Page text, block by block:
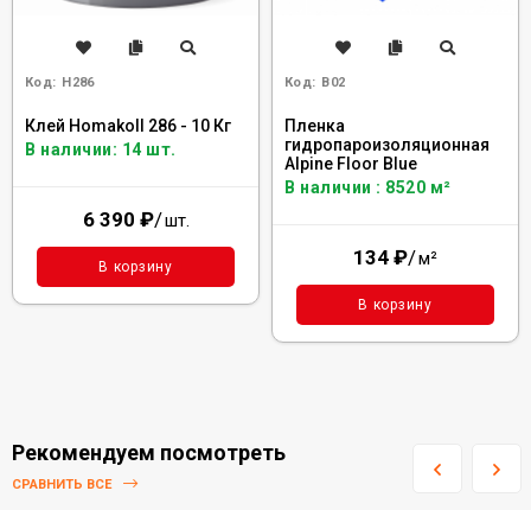
Код: H286
Клей Homakoll 286 - 10 Кг
В наличии: 14 шт.
6 390 ₽/шт.
В корзину
Код: B02
Пленка
гидропароизоляционная
Alpine Floor Blue
В наличии : 8520 м²
134 ₽/м²
В корзину
Рекомендуем посмотреть
СРАВНИТЬ ВСЕ